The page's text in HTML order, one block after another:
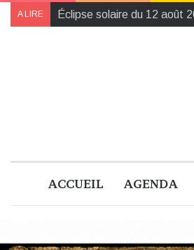
A LIRE L’Harmonie de la région
ACCUEIL AGENDA